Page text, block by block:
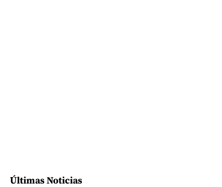
Últimas Noticias